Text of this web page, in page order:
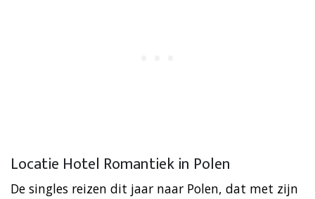
Locatie Hotel Romantiek in Polen
De singles reizen dit jaar naar Polen, dat met zijn